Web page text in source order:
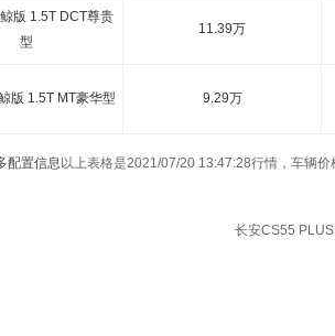
版 1.5T DCT尊贵
型
11.39万
版 1.5T MT豪华型 9.29万
配置信息 以上表格是2021/07/20 13:47:28行情，车辆价
长安CS55